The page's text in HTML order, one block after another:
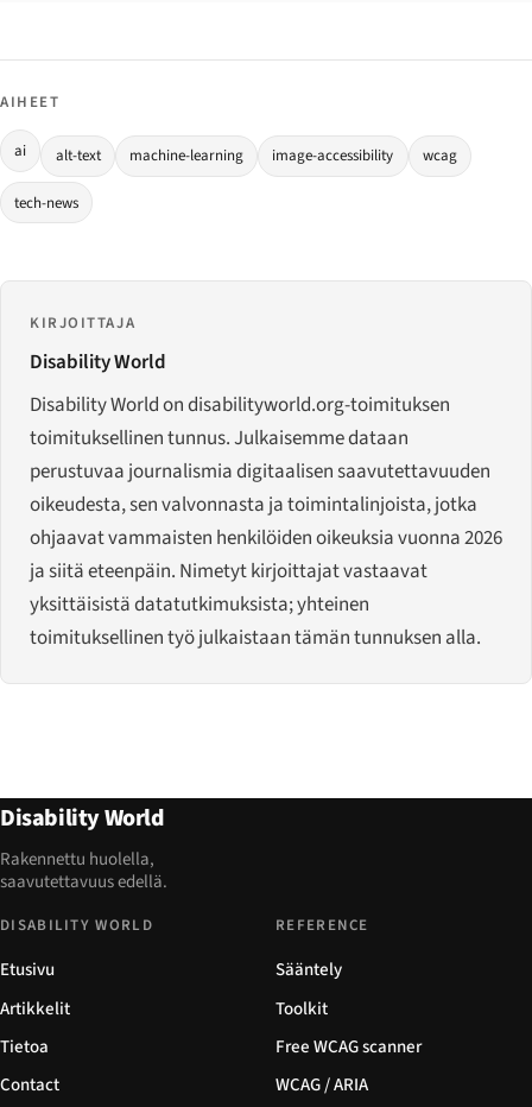
AIHEET
ai alt-text machine-learning image-accessibility wcag
tech-news
KIRJOITTAJA
Disability World
Disability World on disabilityworld.org-toimituksen
toimituksellinen tunnus. Julkaisemme dataan
perustuvaa journalismia digitaalisen saavutettavuuden
oikeudesta, sen valvonnasta ja toimintalinjoista, jotka
ohjaavat vammaisten henkilöiden oikeuksia vuonna 2026
ja siitä eteenpäin. Nimetyt kirjoittajat vastaavat
yksittäisistä datatutkimuksista; yhteinen
toimituksellinen työ julkaistaan tämän tunnuksen alla.
Disability World
Rakennettu huolella,
saavutettavuus edellä.
DISABILITY WORLD
Etusivu
Artikkelit
Tietoa
Contact
REFERENCE
Sääntely
Toolkit
Free WCAG scanner
WCAG / ARIA